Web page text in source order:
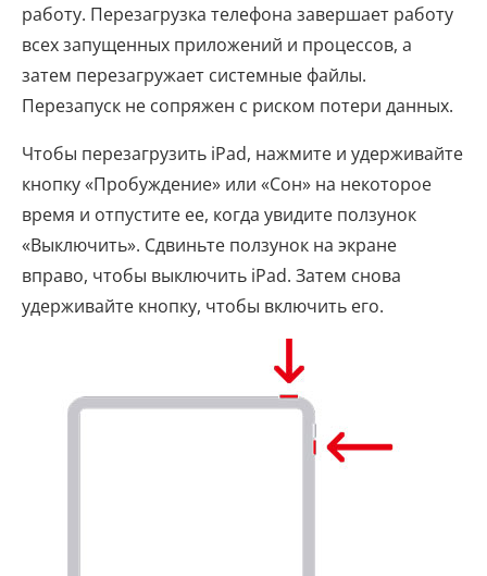
работу. Перезагрузка телефона завершает работу
всех запущенных приложений и процессов, а
затем перезагружает системные файлы.
Перезапуск не сопряжен с риском потери данных.
Чтобы перезагрузить iPad, нажмите и удерживайте
кнопку «Пробуждение» или «Сон» на некоторое
время и отпустите ее, когда увидите ползунок
«Выключить». Сдвиньте ползунок на экране
вправо, чтобы выключить iPad. Затем снова
удерживайте кнопку, чтобы включить его.